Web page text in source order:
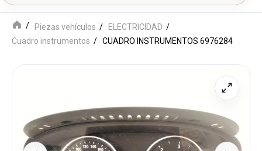
Piezas vehículos
ELECTRICIDAD
Cuadro instrumentos
CUADRO INSTRUMENTOS 6976284